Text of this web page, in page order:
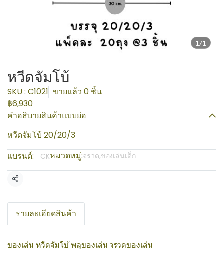
1/1
หวีดจัมโบ้
SKU : C1021 ขายแล้ว 0 ชิ้น
฿6,930
คำอธิบายสินค้าแบบย่อ
หวีดจัมโบ้ 20/20/3
แบรนด์:
CKหมวดหมู่:จรวด,ของเล่นเด็ก
แชร์
รายละเอียดสินค้า
ของเล่น หวีดจัมโบ้ พลุของเล่น จรวดของเล่น